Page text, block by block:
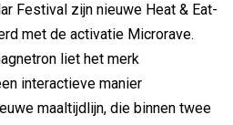
Festival zijn nieuwe Heat & Eat-
met de activatie Microrave.
liet het merk
interactieve manier
maaltijdlijn, die binnen twee